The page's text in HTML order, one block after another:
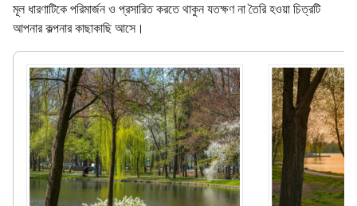
মূল ধারণাটিকে পরিমার্জন ও প্রসারিত করতে থাকুন যতক্ষণ না তৈরি হওয়া চিত্রটি
আপনার কল্পনার কাছাকাছি আসে।